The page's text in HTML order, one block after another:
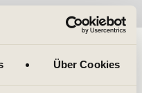
Über Cookies